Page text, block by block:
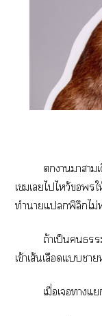
าาา
เมเไไหว้
ทำาแพิลึกไม่
ถ้าเป็น
เข้าเส้นเลือดแ
เมื่อเา